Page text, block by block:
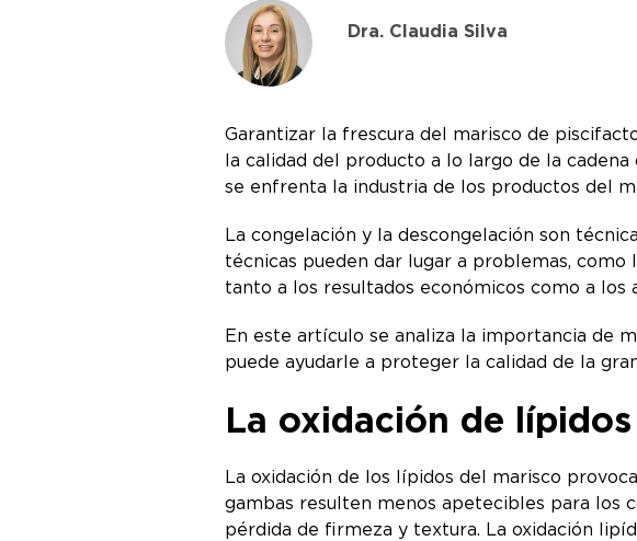
Dra. Claudia Silva
Garantizar la frescura del marisco de
la calidad del producto a lo largo de la
se enfrenta la industria de los productos del
La congelación y la descongelación son
técnicas pueden dar lugar a problemas,
tanto a los resultados económicos como a
En este artículo se analiza la importancia de
puede ayudarle a proteger la calidad de la
La oxidación de
La oxidación de los lípidos del marisco
gambas resulten menos apetecibles para los
pérdida de firmeza y textura. La oxidación